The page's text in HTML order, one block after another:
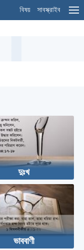
বিষয় সাবস্ক্রাইব
দুঃখ
ভাববাণী